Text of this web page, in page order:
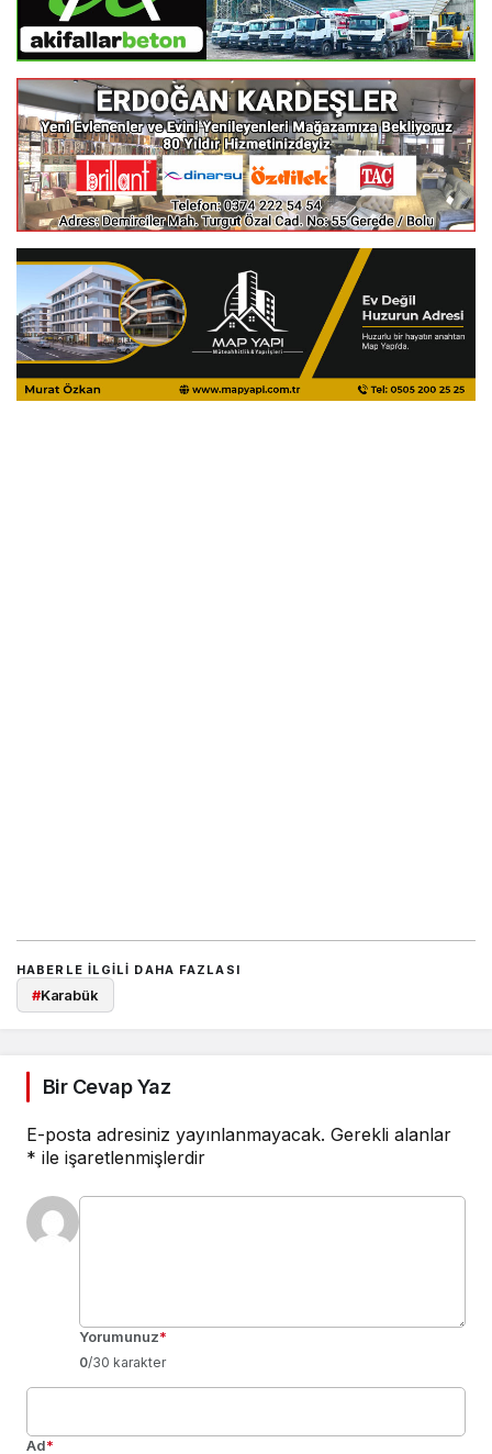
HABERLE ILGILI DAHA FAZLASI
#Karabük
Bir Cevap Yaz
E-posta adresiniz yayınlanmayacak. Gerekli alanlar
* ile işaretlenmişlerdir
Yorumunuz*
0/30 karakter
Ad*